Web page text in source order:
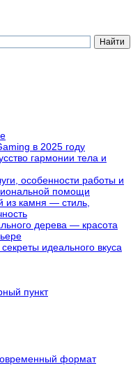
в 2025 году
гармонии тела и
особенности работы и
помощи
из камня — стиль,
дерева — красота
идеального вкуса
пункт
формат